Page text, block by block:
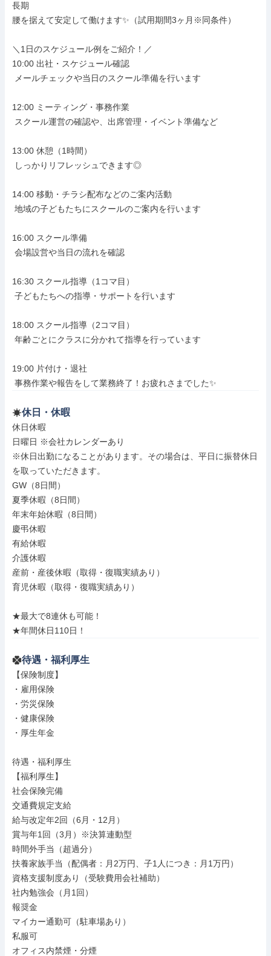
長期
腰を据えて安定して働けます✨（試用期間3ヶ月※同条件）
＼1日のスケジュール例をご紹介！／
10:00 出社・スケジュール確認
12:00 ミーティング・事務作業
13:00 休憩（1時間）
14:00 移動・チラシ配布などのご案内活動
16:00 スクール準備
16:30 スクール指導（1コマ目）
18:00 スクール指導（2コマ目）
19:00 片付け・退社
事務作業や報告をして業務終了！お疲れさまでした✨
休日・休暇
休日休暇
日曜日 ※会社カレンダーあり
※休日出勤になることがあります。その場合は、平日に振替休日
を取っていただきます。
GW（8日間）
夏季休暇（8日間）
年末年始休暇（8日間）
慶弔休暇
有給休暇
介護休暇
産前・産後休暇（取得・復職実績あり）
育児休暇（取得・復職実績あり）
★最大で8連休も可能！
★年間休日110日！
待遇・福利厚生
【保険制度】
・雇用保険
・労災保険
・健康保険
・厚生年金
待遇・福利厚生
【福利厚生】
社会保険完備
交通費規定支給
給与改定年2回（6月・12月）
賞与年1回（3月）※決算連動型
時間外手当（超過分）
扶養家族手当（配偶者：月2万円、子1人につき：月1万円）
資格支援制度あり（受験費用会社補助）
社内勉強会（月1回）
報奨金
マイカー通勤可（駐車場あり）
私服可
オフィス内禁煙・分煙